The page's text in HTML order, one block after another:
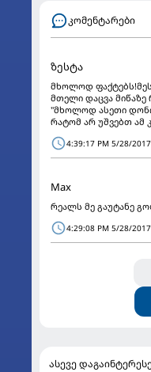
კომენტარები
ზესტა
მხოლოდ
მთელი დაცვა
"მხოლოდ ასეთი
რატომ არ უშვებთ ამ
4:39:17 PM 5/28/2017
Max
რეალს მე გაუტანე
4:29:08 PM 5/28/2017
ასევე